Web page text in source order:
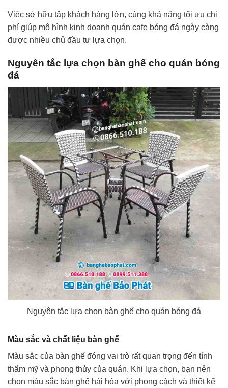
Việc sở hữu tập khách hàng lớn, cùng khả năng tối ưu chi
phí giúp mô hình kinh doanh quán cafe bóng đá ngày càng
được nhiều chủ đầu tư lựa chọn.
Nguyên tắc lựa chọn bàn ghế cho quán bóng
đá
Nguyên tắc lựa chọn bàn ghế cho quán bóng đá
Màu sắc và chất liệu bàn ghế
Màu sắc của bàn ghế đóng vai trò rất quan trọng đến tính
thẩm mỹ và phong thủy của quán. Khi lựa chọn, bạn nên
chọn màu sắc bàn ghế hài hòa với phong cách và thiết kế